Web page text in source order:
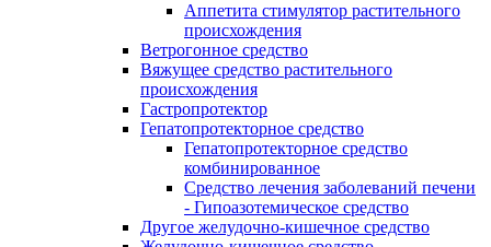
Аппетита стимулятор растительного
происхождения
Ветрогонное средство
Вяжущее средство растительного
происхождения
Гастропротектор
Гепатопротекторное средство
Гепатопротекторное средство
комбинированное
Средство лечения заболеваний печени
- Гипоазотемическое средство
Другое желудочно-кишечное средство